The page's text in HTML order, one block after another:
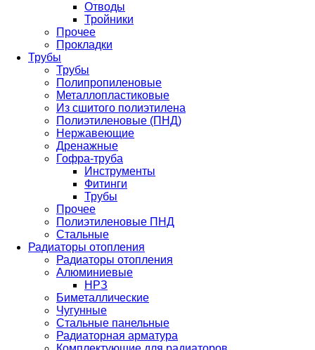
Отводы
Тройники
Прочее
Прокладки
Трубы
Трубы
Полипропиленовые
Металлопластиковые
Из сшитого полиэтилена
Полиэтиленовые (ПНД)
Нержавеющие
Дренажные
Гофра-труба
Инструменты
Фитинги
Трубы
Прочее
Полиэтиленовые ПНД
Стальные
Радиаторы отопления
Радиаторы отопления
Алюминиевые
НРЗ
Биметаллические
Чугунные
Стальные панельные
Радиаторная арматура